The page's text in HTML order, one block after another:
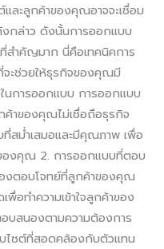
ละลูกค้าของคุณอาจจะเชื่อม
กล่าว ดังนั้นการออกแบบ
สำคัญมาก นี่คือเทคนิคการ
ะช่วยให้ธุรกิจของคุณมี
นการออกแบบ การออกแบบ
ค้าของคุณไม่เชื่อถือธุรกิจ
ม่ำเสมอและมีคุณภาพ เพื่อ
องคุณ 2. การออกแบบที่ตอบ
งตอบโจทย์ที่ลูกค้าของคุณ
อทำความเข้าใจลูกค้าของ
บสนองตามความต้องการ
ไซต์ที่สอดคล้องกับตัวแทน